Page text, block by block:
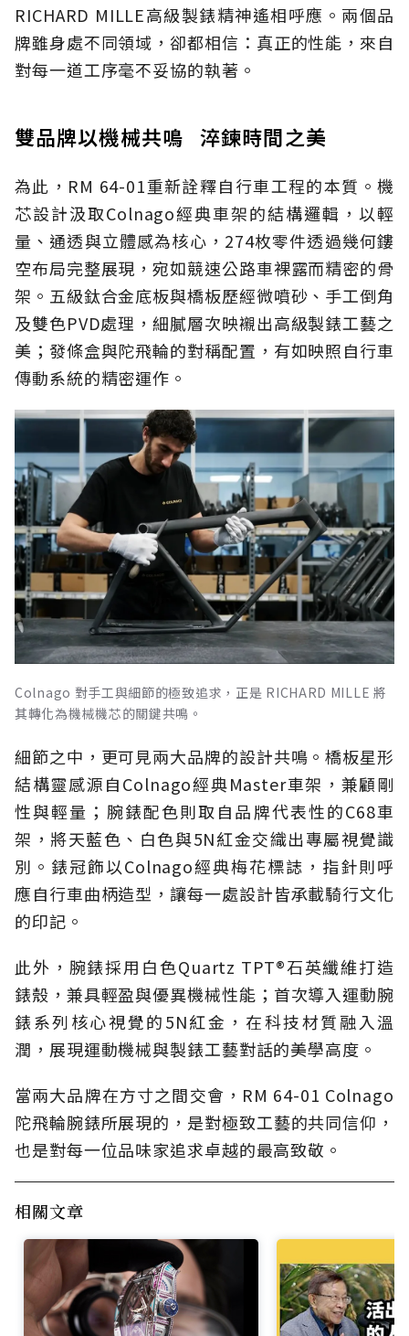
RICHARD MILLE高級製錶精神遙相呼應。兩個品
牌雖身處不同領域，卻都相信：真正的性能，來自
對每一道工序毫不妥協的執著。
雙品牌以機械共鳴 淬鍊時間之美
為此，RM 64-01重新詮釋自行車工程的本質。機
芯設計汲取Colnago經典車架的結構邏輯，以輕
量、通透與立體感為核心，274枚零件透過幾何鏤
空布局完整展現，宛如競速公路車裸露而精密的骨
架。五級鈦合金底板與橋板歷經微噴砂、手工倒角
及雙色PVD處理，細膩層次映襯出高級製錶工藝之
美；發條盒與陀飛輪的對稱配置，有如映照自行車
傳動系統的精密運作。
Colnago 對手工與細節的極致追求，正是 RICHARD MILLE 將
其轉化為機械機芯的關鍵共鳴。
細節之中，更可見兩大品牌的設計共鳴。橋板星形
結構靈感源自Colnago經典Master車架，兼顧剛
性與輕量；腕錶配色則取自品牌代表性的C68車
架，將天藍色、白色與5N紅金交織出專屬視覺識
別。錶冠飾以Colnago經典梅花標誌，指針則呼
應自行車曲柄造型，讓每一處設計皆承載騎行文化
的印記。
此外，腕錶採用白色Quartz TPT®石英纖維打造
錶殼，兼具輕盈與優異機械性能；首次導入運動腕
錶系列核心視覺的5N紅金，在科技材質融入溫
潤，展現運動機械與製錶工藝對話的美學高度。
當兩大品牌在方寸之間交會，RM 64-01 Colnago
陀飛輪腕錶所展現的，是對極致工藝的共同信仰，
也是對每一位品味家追求卓越的最高致敬。
相關文章